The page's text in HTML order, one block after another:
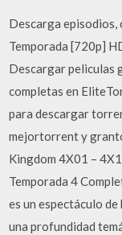
Descarga episodios,
Temporada [720p]
Descargar
completas en
para descargar
mejortorrent y
Kingdom 4X01 –
Temporada 4
es un espectáculo
una profundidad